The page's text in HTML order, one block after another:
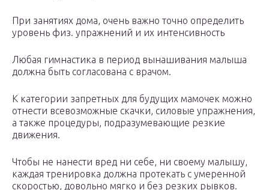
При занятиях дома, очень важно точно определить
уровень физ. упражнений и их интенсивность
Любая гимнастика в период вынашивания малыша
должна быть согласована с врачом.
К категории запретных для будущих мамочек можно
отнести всевозможные скачки, силовые упражнения,
а также процедуры, подразумевающие резкие
движения.
Чтобы не нанести вред ни себе, ни своему малышу,
каждая тренировка должна протекать с умеренной
скоростью, довольно мягко и без резких рывков.